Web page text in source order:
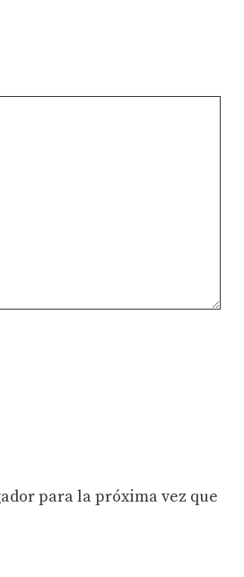
para la próxima vez que